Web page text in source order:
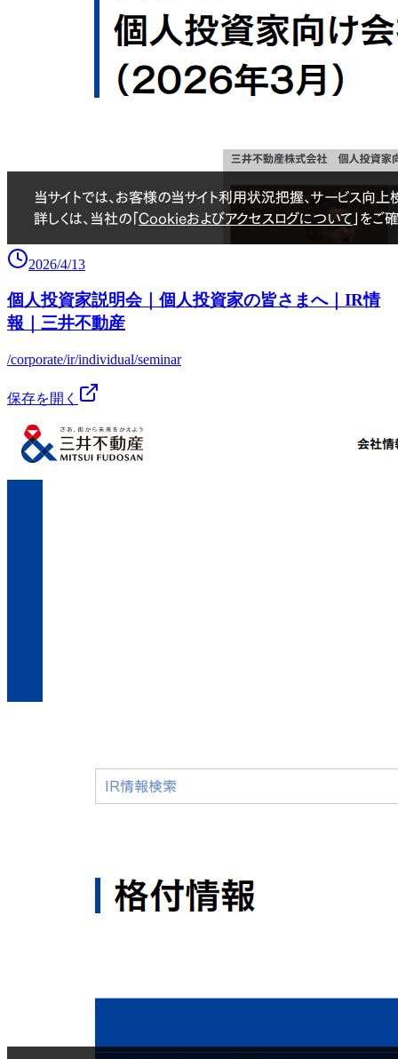
2026/4/13
個人投資家説明会｜個人投資家の皆さまへ｜IR情
報｜三井不動産
/corporate/ir/individual/seminar
保存を開く